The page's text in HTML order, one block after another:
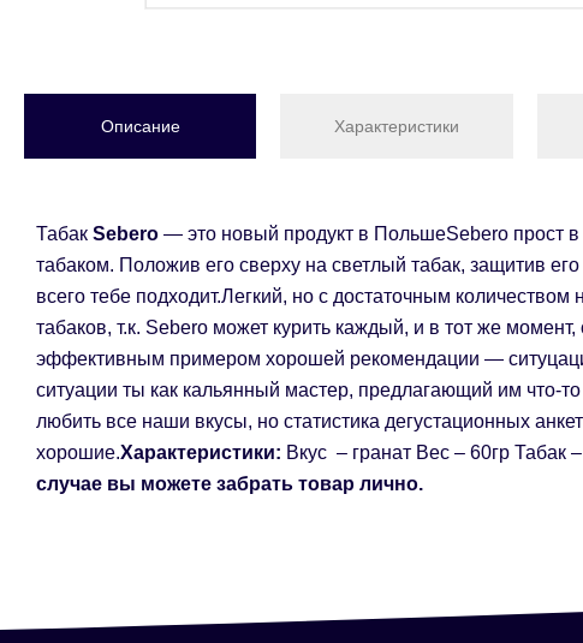
Описание Характеристики
Табак Sebero — это новый продукт в ПольшеSebero прост в
табаком. Положив его сверху на светлый табак, защитив
всего тебе подходит.Легкий, но с достаточным
табаков, т.к. Sebero может курить каждый, и в тот же
эффективным примером хорошей рекомендации —
ситуации ты как кальянный мастер, предлагающий им что-
любить все наши вкусы, но статистика дегустационных
хорошие.Характеристики: Вкус – гранат Вес – 60гр Табак
случае вы можете забрать товар лично.